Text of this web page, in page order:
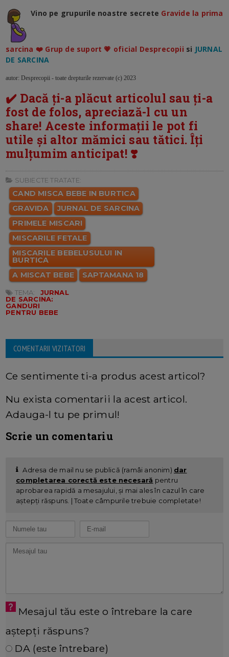
Vino pe grupurile noastre secrete Gravide la prima
sarcina ❤️ Grup de suport 💗 oficial Desprecopii si JURNAL
DE SARCINA
autor: Desprecopii - toate drepturile rezervate (c) 2023
✔️ Dacă ți-a plăcut articolul sau ți-a
fost de folos, apreciază-l cu un
share! Aceste informații le pot fi
utile și altor mămici sau tătici. Îți
mulțumim anticipat! ❣️
SUBIECTE TRATATE:
CAND MISCA BEBE IN BURTICA
GRAVIDA
JURNAL DE SARCINA
PRIMELE MISCARI
MISCARILE FETALE
MISCARILE BEBELUSULUI IN
BURTICA
A MISCAT BEBE
SAPTAMANA 18
TEMA:
JURNAL
DE SARCINA:
GANDURI
PENTRU BEBE
COMENTARII VIZITATORI
Ce sentimente ti-a produs acest articol?
Nu exista comentarii la acest articol.
Adauga-l tu pe primul!
Scrie un comentariu
Adresa de mail nu se publică (ramâi anonim) dar
completarea corectă este necesară pentru
aprobarea rapidă a mesajului, și mai ales în cazul în care
aștepți răspuns. | Toate câmpurile trebuie completate!
Mesajul tău este o întrebare la care
aștepți răspuns?
DA (este întrebare)